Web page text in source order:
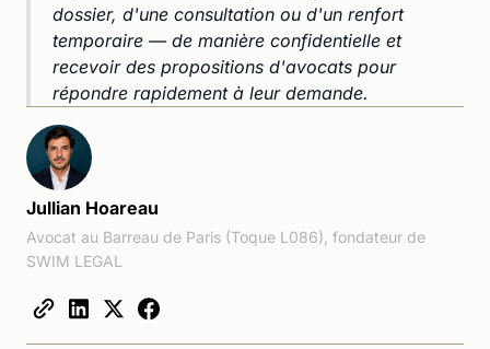
dossier, d'une consultation ou d'un renfort
temporaire — de manière confidentielle et
recevoir des propositions d'avocats pour
répondre rapidement à leur demande.
Jullian Hoareau
Avocat au Barreau de Paris (Toque L086), fondateur de
SWIM LEGAL